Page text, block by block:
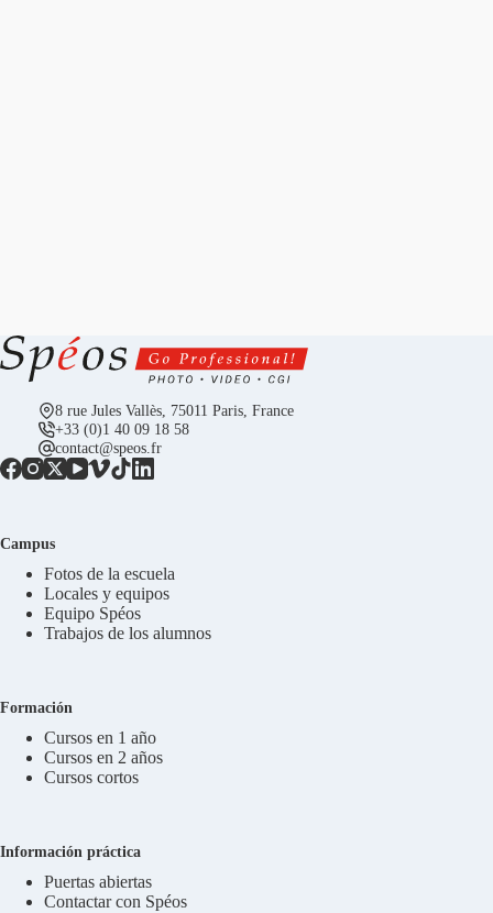
8 rue Jules Vallès, 75011 Paris, France
+33 (0)1 40 09 18 58
contact@speos.fr
Campus
Fotos de la escuela
Locales y equipos
Equipo Spéos
Trabajos de los alumnos
Formación
Cursos en 1 año
Cursos en 2 años
Cursos cortos
Información práctica
Puertas abiertas
Contactar con Spéos